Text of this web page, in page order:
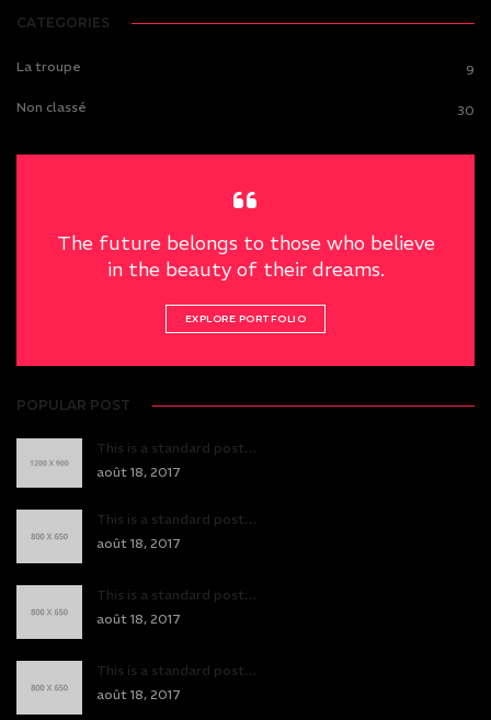
CATEGORIES
La troupe 9
Non classé 30
The future belongs to those who believe
in the beauty of their dreams.
EXPLORE PORTFOLIO
POPULAR POST
This is a standard post…
août 18, 2017
This is a standard post…
août 18, 2017
This is a standard post…
août 18, 2017
This is a standard post…
août 18, 2017